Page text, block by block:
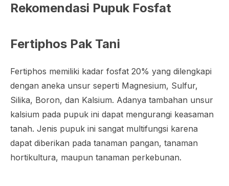
Rekomendasi Pupuk Fosfat
Fertiphos Pak Tani
Fertiphos memiliki kadar fosfat 20% yang dilengkapi
dengan aneka unsur seperti Magnesium, Sulfur,
Silika, Boron, dan Kalsium. Adanya tambahan unsur
kalsium pada pupuk ini dapat mengurangi keasaman
tanah. Jenis pupuk ini sangat multifungsi karena
dapat diberikan pada tanaman pangan, tanaman
hortikultura, maupun tanaman perkebunan.